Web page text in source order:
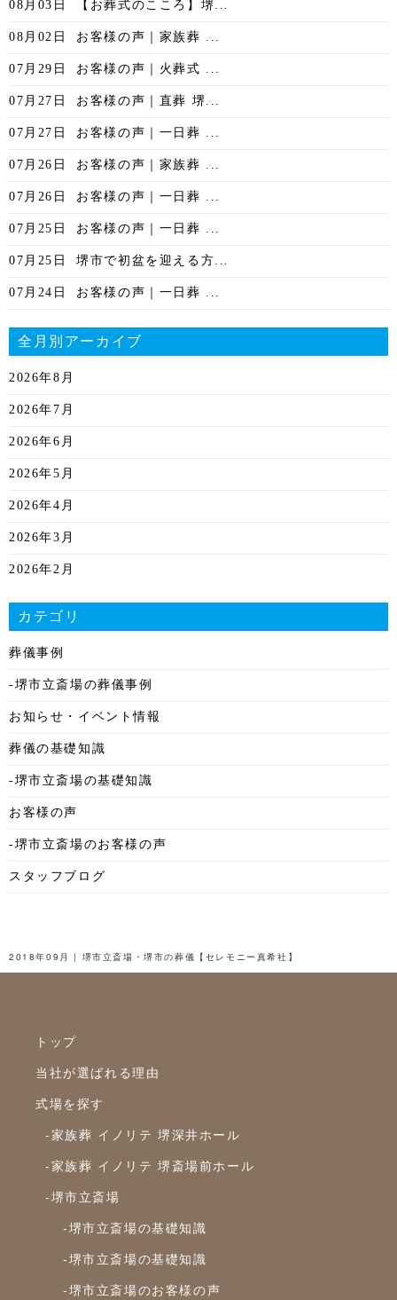
08月03日 【お葬式のこころ】堺...
08月02日 お客様の声｜家族葬 ...
07月29日 お客様の声｜火葬式 ...
07月27日 お客様の声｜直葬 堺...
07月27日 お客様の声｜一日葬 ...
07月26日 お客様の声｜家族葬 ...
07月26日 お客様の声｜一日葬 ...
07月25日 お客様の声｜一日葬 ...
07月25日 堺市で初盆を迎える方...
07月24日 お客様の声｜一日葬 ...
全月別アーカイブ
2026年8月
2026年7月
2026年6月
2026年5月
2026年4月
2026年3月
2026年2月
2026年1月
2025年12月
2025年2月
2024年11月
2024年10月
2024年9月
2024年8月
2024年7月
カテゴリ
葬儀事例
-堺市立斎場の葬儀事例
お知らせ・イベント情報
葬儀の基礎知識
-堺市立斎場の基礎知識
お客様の声
-堺市立斎場のお客様の声
スタッフブログ
2018年09月 | 堺市立斎場・堺市の葬儀【セレモニー真希社】
トップ
当社が選ばれる理由
式場を探す
-家族葬 イノリテ 堺深井ホール
-家族葬 イノリテ 堺斎場前ホール
-堺市立斎場
-堺市立斎場の基礎知識
-堺市立斎場の基礎知識
-堺市立斎場のお客様の声